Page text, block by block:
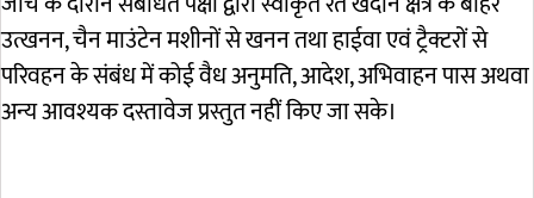
उत्खनन, चैन माउंटेन मशीनों से खनन तथा हाईवा एवं ट्रैक्टरों से
परिवहन के संबंध में कोई वैध अनुमति, आदेश, अभिवाहन पास अथवा
अन्य आवश्यक दस्तावेज प्रस्तुत नहीं किए जा सके।